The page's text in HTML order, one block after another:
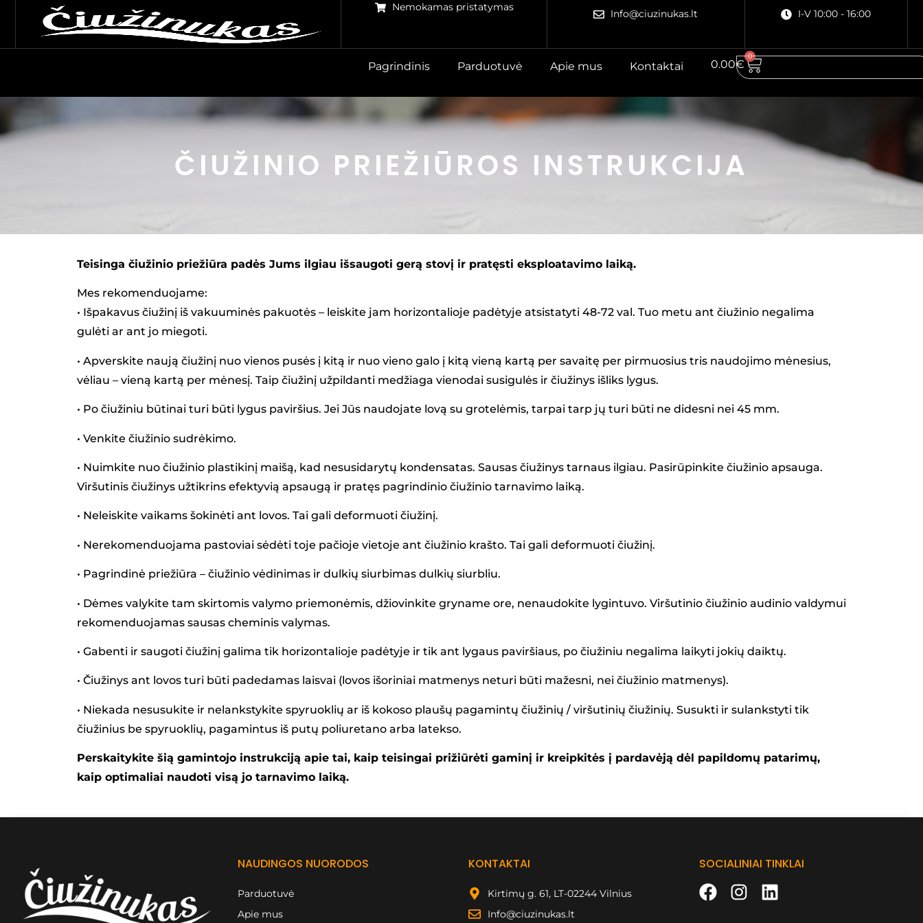
Nemokamas pristatymas
Info@ciuzinukas.lt I-V 10:00 - 16:00
Pagrindinis Parduotuvė Apie mus Kontaktai 0.00€
0
ČIUŽINIO PRIEŽIŪROS INSTRUKCIJA
Teisinga čiužinio priežiūra padės Jums ilgiau išsaugoti gerą stovį ir pratęsti eksploatavimo laiką.
Mes rekomenduojame:
• Išpakavus čiužinį iš vakuuminės pakuotės – leiskite jam horizontalioje padėtyje atsistatyti 48-72 val. Tuo metu ant čiužinio negalima
gulėti ar ant jo miegoti.
• Apverskite naują čiužinį nuo vienos pusės į kitą ir nuo vieno galo į kitą vieną kartą per savaitę per pirmuosius tris naudojimo mėnesius,
vėliau – vieną kartą per mėnesį. Taip čiužinį užpildanti medžiaga vienodai susigulės ir čiužinys išliks lygus.
• Po čiužiniu būtinai turi būti lygus paviršius. Jei Jūs naudojate lovą su grotelėmis, tarpai tarp jų turi būti ne didesni nei 45 mm.
• Venkite čiužinio sudrėkimo.
• Nuimkite nuo čiužinio plastikinį maišą, kad nesusidarytų kondensatas. Sausas čiužinys tarnaus ilgiau. Pasirūpinkite čiužinio apsauga.
Viršutinis čiužinys užtikrins efektyvią apsaugą ir pratęs pagrindinio čiužinio tarnavimo laiką.
• Neleiskite vaikams šokinėti ant lovos. Tai gali deformuoti čiužinį.
• Nerekomenduojama pastoviai sėdėti toje pačioje vietoje ant čiužinio krašto. Tai gali deformuoti čiužinį.
• Pagrindinė priežiūra – čiužinio vėdinimas ir dulkių siurbimas dulkių siurbliu.
• Dėmes valykite tam skirtomis valymo priemonėmis, džiovinkite gryname ore, nenaudokite lygintuvo. Viršutinio čiužinio audinio valdymui
rekomenduojamas sausas cheminis valymas.
• Gabenti ir saugoti čiužinį galima tik horizontalioje padėtyje ir tik ant lygaus paviršiaus, po čiužiniu negalima laikyti jokių daiktų.
• Čiužinys ant lovos turi būti padedamas laisvai (lovos išoriniai matmenys neturi būti mažesni, nei čiužinio matmenys).
• Niekada nesusukite ir nelankstykite spyruoklių ar iš kokoso plaušų pagamintų čiužinių / viršutinių čiužinių. Susukti ir sulankstyti tik
čiužinius be spyruoklių, pagamintus iš putų poliuretano arba latekso.
Perskaitykite šią gamintojo instrukciją apie tai, kaip teisingai prižiūrėti gaminį ir kreipkitės į pardavėją dėl papildomų patarimų,
kaip optimaliai naudoti visą jo tarnavimo laiką.
NAUDINGOS NUORODOS
Parduotuvė
Apie mus
KONTAKTAI
Kirtimų g. 61, LT-02244 Vilnius
Info@ciuzinukas.lt
SOCIALINIAI TINKLAI